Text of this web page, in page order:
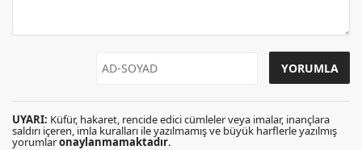
UYARI: Küfür, hakaret, rencide edici cümleler veya imalar, inançlara
saldırı içeren, imla kuralları ile yazılmamış ve büyük harflerle yazılmış
yorumlaronaylanmamaktadır.